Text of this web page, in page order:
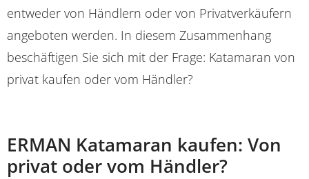
entweder von Händlern oder von Privatverkäufern
angeboten werden. In diesem Zusammenhang
beschäftigen Sie sich mit der Frage: Katamaran von
privat kaufen oder vom Händler?
ERMAN Katamaran kaufen: Von
privat oder vom Händler?